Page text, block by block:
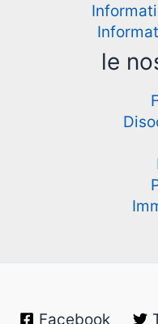
le
Facebook